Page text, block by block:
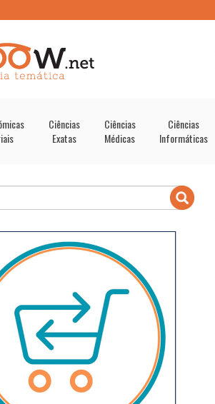
Ciências
Exatas
Ciências
Médicas
Ciências
Informáticas